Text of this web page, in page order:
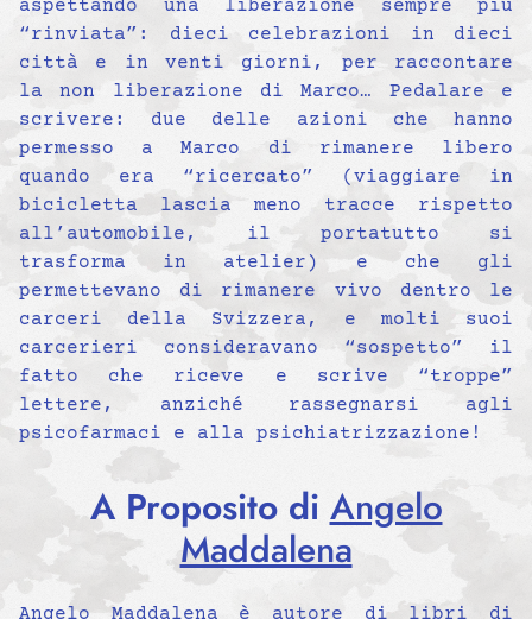
aspettando una liberazione sempre più
“rinviata”: dieci celebrazioni in dieci
città e in venti giorni, per raccontare
la non liberazione di Marco… Pedalare e
scrivere: due delle azioni che hanno
permesso a Marco di rimanere libero
quando era “ricercato” (viaggiare in
bicicletta lascia meno tracce rispetto
all’automobile, il portatutto si
trasforma in atelier) e che gli
permettevano di rimanere vivo dentro le
carceri della Svizzera, e molti suoi
carcerieri consideravano “sospetto” il
fatto che riceve e scrive “troppe”
lettere, anziché rassegnarsi agli
psicofarmaci e alla psichiatrizzazione!
A Proposito di Angelo
Maddalena
Angelo Maddalena è autore di libri di